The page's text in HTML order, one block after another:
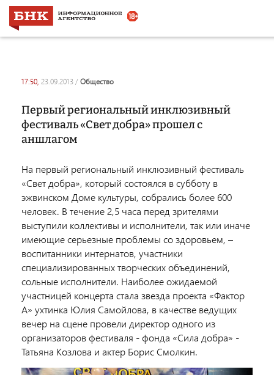
17:50, 23.09.2013 / общество
Первый региональный инклюзивный
фестиваль «Свет добра» прошел с
аншлагом
На первый региональный инклюзивный фестиваль
«Свет добра», который состоялся в субботу в
эжвинском Доме культуры, собрались более 600
человек. В течение 2,5 часа перед зрителями
выступили коллективы и исполнители, так или иначе
имеющие серьезные проблемы со здоровьем, –
воспитанники интернатов, участники
специализированных творческих объединений,
сольные исполнители. Наиболее ожидаемой
участницей концерта стала звезда проекта «Фактор
А» ухтинка Юлия Самойлова, в качестве ведущих
вечер на сцене провели директор одного из
организаторов фестиваля - фонда «Сила добра» -
Татьяна Козлова и актер Борис Смолкин.